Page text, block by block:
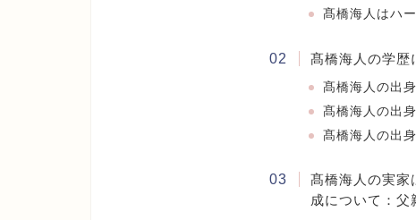
髙橋海人はハ
髙橋海人の学歴
髙橋海人の出
髙橋海人の出
髙橋海人の出
髙橋海人の実家
成について：父